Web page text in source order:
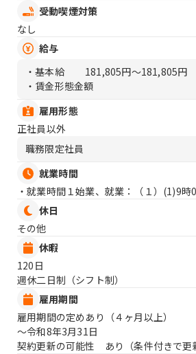
受動喫煙対策
なし
給与
・基本給
181,805円〜181,805円
・賃金形態金額
雇用形態
正社員以外
職務限定社員
就業時間
・就業時間１始業、就業：（１） (1)9時
休日
その他
休暇
120日
週休二日制（シフト制）
雇用期間
雇用期間の定めあり（４ヶ月以上）
〜令和8年3月31日
契約更新の可能性 あり（条件付きで更